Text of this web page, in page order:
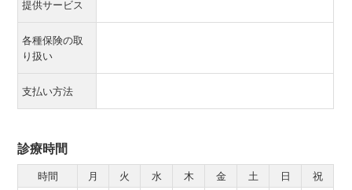
提供サービス
各種保険の取
り扱い
支払い方法
診療時間
時間 月 火 水 木 金 土 日
祝